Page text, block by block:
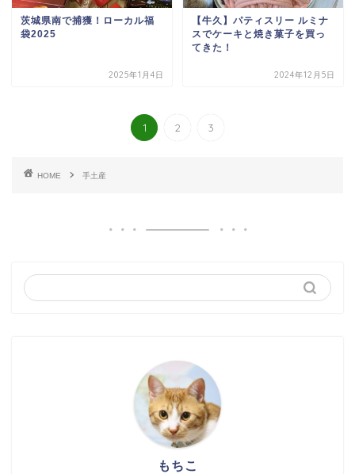
茨城県南で捕獲！ローカル福
袋2025
2025年1月4日
【牛久】パティスリー ルミナ
スでケーキと焼き菓子を買っ
てきた！
2024年12月5日
1 2 3
HOME 手土産
もちこ